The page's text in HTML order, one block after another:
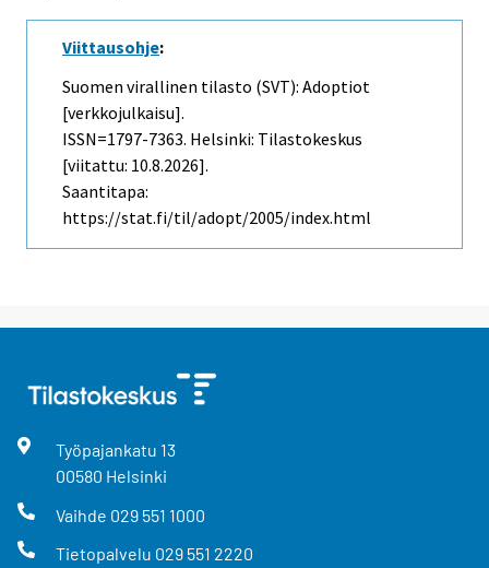
Viittausohje:
Suomen virallinen tilasto (SVT): Adoptiot
[verkkojulkaisu].
ISSN=1797-7363. Helsinki: Tilastokeskus
[viitattu: 10.8.2026].
Saantitapa:
https://stat.fi/til/adopt/2005/index.html
Työpajankatu 13
00580 Helsinki
Vaihde 029 551 1000
Tietopalvelu 029 551 2220